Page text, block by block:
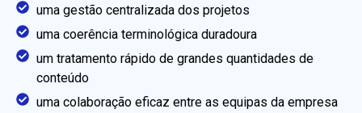
uma gestão centralizada dos projetos
uma coerência terminológica duradoura
um tratamento rápido de grandes quantidades de
conteúdo
uma colaboração eficaz entre as equipas da empresa